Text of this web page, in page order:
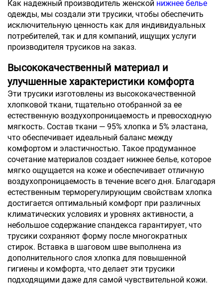
Как надежный производитель женской нижнее белье
одежды, мы создали эти трусики, чтобы обеспечить
исключительную ценность как для индивидуальных
потребителей, так и для компаний, ищущих услуги
производителя трусиков на заказ.
Высококачественный материал и
улучшенные характеристики комфорта
Эти трусики изготовлены из высококачественной
хлопковой ткани, тщательно отобранной за ее
естественную воздухопроницаемость и превосходную
мягкость. Состав ткани — 95% хлопка и 5% эластана,
что обеспечивает идеальный баланс между
комфортом и эластичностью. Такое продуманное
сочетание материалов создает нижнее белье, которое
мягко ощущается на коже и обеспечивает отличную
воздухопроницаемость в течение всего дня. Благодаря
естественным терморегулирующим свойствам хлопка
достигается оптимальный комфорт при различных
климатических условиях и уровнях активности, а
небольшое содержание спандекса гарантирует, что
трусики сохраняют форму после многократных
стирок. Вставка в шаговом шве выполнена из
дополнительного слоя хлопка для повышенной
гигиены и комфорта, что делает эти трусики
подходящими даже для самой чувствительной кожи.